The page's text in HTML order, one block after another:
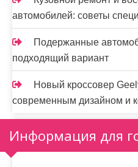
автомобилей: советы
Подержанные
подходящий вариант
Новый кроссовер
современным дизайном и
Информация для